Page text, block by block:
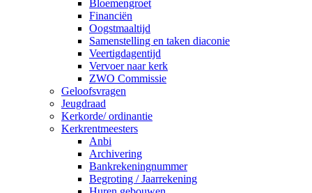
Bloemengroet
Financiën
Oogstmaaltijd
Samenstelling en taken diaconie
Veertigdagentijd
Vervoer naar kerk
ZWO Commissie
Geloofsvragen
Jeugdraad
Kerkorde/ ordinantie
Kerkrentmeesters
Anbi
Archivering
Bankrekeningnummer
Begroting / Jaarrekening